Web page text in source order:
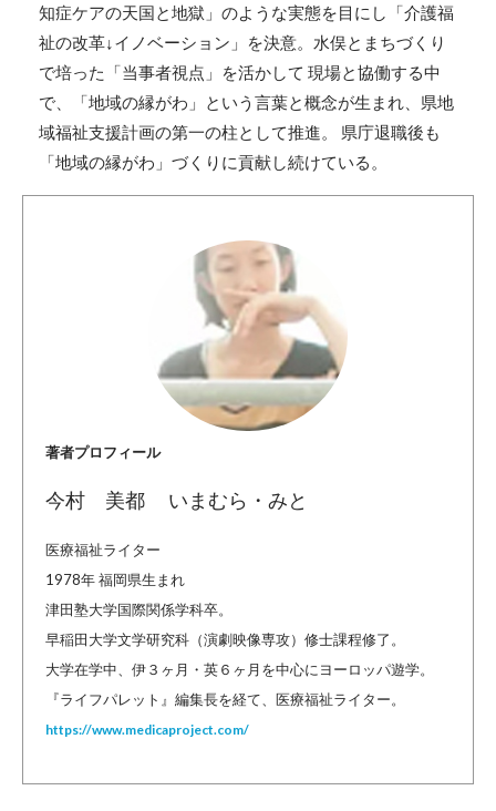
知症ケアの天国と地獄」のような実態を目にし「介護福
祉の改革↓イノベーション」を決意。水俣とまちづくり
で培った「当事者視点」を活かして 現場と協働する中
で、「地域の縁がわ」という言葉と概念が生まれ、県地
域福祉支援計画の第一の柱として推進。 県庁退職後も
「地域の縁がわ」づくりに貢献し続けている。
著者プロフィール
今村 美都 いまむら・みと
医療福祉ライター
1978年 福岡県生まれ
津田塾大学国際関係学科卒。
早稲田大学文学研究科（演劇映像専攻）修士課程修了。
大学在学中、伊３ヶ月・英６ヶ月を中心にヨーロッパ遊学。
『ライフパレット』編集長を経て、医療福祉ライター。
https://www.medicaproject.com/